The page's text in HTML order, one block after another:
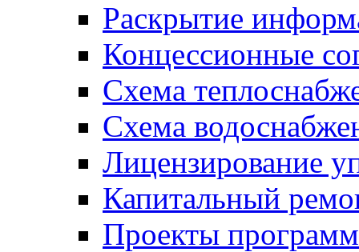
Раскрытие
Концессионные
Схема
Схема
Лицензирование
Капитальный
Проекты программ